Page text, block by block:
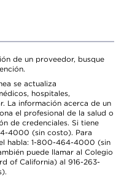
de un proveedor, busque
se actualiza
hospitales,
La información acerca de un
el profesional de la salud o
de credenciales. Si tiene
4000 (sin costo). Para
habla: 1-800-464-4000 (sin
puede llamar al Colegio
of California) al 916-263-